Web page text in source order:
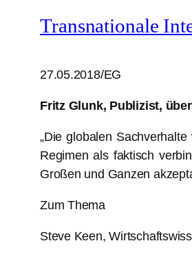
Transnationale
27.05.2018/EG
Fritz Glunk, Publizist,
„Die globalen
Regimen als faktisch
Großen und Ganzen
Zum Thema
Steve Keen,